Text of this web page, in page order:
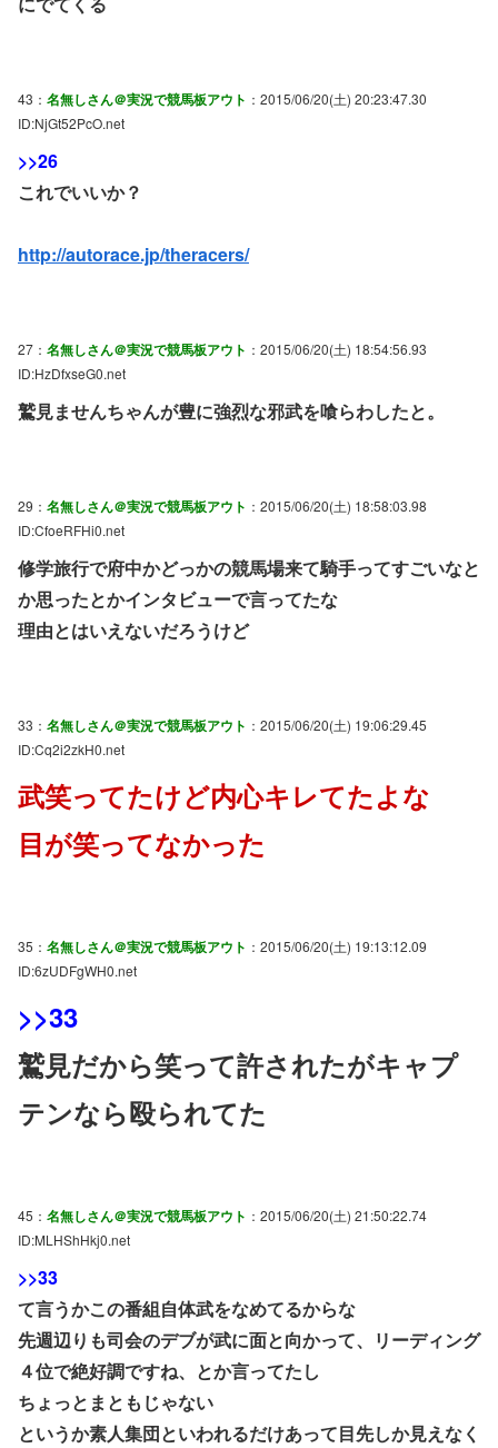
43： 名無しさん＠実況で競馬板アウト ：2015/06/20(土) 20:23:47.30
ID:NjGt52PcO.net
>>26
これでいいか？
http://autorace.jp/theracers/
27： 名無しさん＠実況で競馬板アウト ：2015/06/20(土) 18:54:56.93
ID:HzDfxseG0.net
鷲見ませんちゃんが豊に強烈な邪武を喰らわしたと。
29： 名無しさん＠実況で競馬板アウト ：2015/06/20(土) 18:58:03.98
ID:CfoeRFHi0.net
修学旅行で府中かどっかの競馬場来て騎手ってすごいなと
か思ったとかインタビューで言ってたな
理由とはいえないだろうけど
33： 名無しさん＠実況で競馬板アウト ：2015/06/20(土) 19:06:29.45
ID:Cq2i2zkH0.net
武笑ってたけど内心キレてたよな
目が笑ってなかった
35： 名無しさん＠実況で競馬板アウト ：2015/06/20(土) 19:13:12.09
ID:6zUDFgWH0.net
>>33
鷲見だから笑って許されたがキャプ
テンなら殴られてた
45： 名無しさん＠実況で競馬板アウト ：2015/06/20(土) 21:50:22.74
ID:MLHShHkj0.net
>>33
て言うかこの番組自体武をなめてるからな
先週辺りも司会のデブが武に面と向かって、リーディング
４位で絶好調ですね、とか言ってたし
ちょっとまともじゃない
というか素人集団といわれるだけあって目先しか見えなく